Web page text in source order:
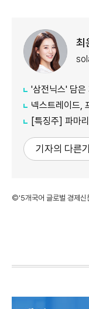
최
'삼전닉스' 담은
넥스트레이드, 프
[특징주] 파마리
기자의 다른
©'5개국어 글로벌 경제신